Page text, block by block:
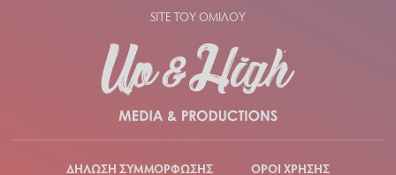
SITE ΤΟΥ ΟΜΙΛΟΥ
ΔΗΛΩΣΗ ΣΥΜΜΟΡΦΩΣΗΣ
ΟΡΟΙ ΧΡΗΣΗΣ